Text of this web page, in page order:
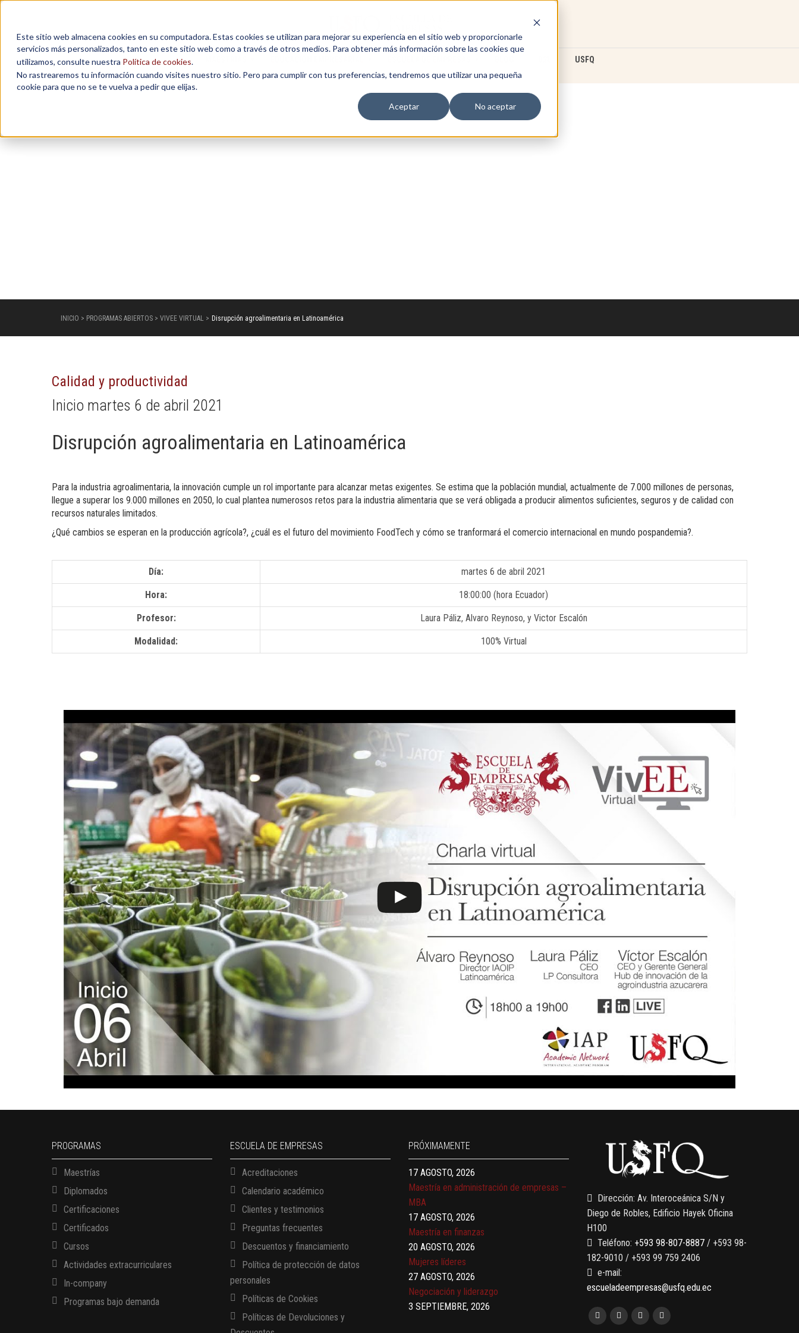
Este sitio web almacena cookies en su computadora. Estas cookies se utilizan para mejorar su experiencia en el sitio web y proporcionarle
servicios más personalizados, tanto en este sitio web como a través de otros medios. Para obtener más información sobre las cookies que
utilizamos, consulte nuestra Política de cookies.
No rastrearemos tu información cuando visites nuestro sitio. Pero para cumplir con tus preferencias, tendremos que utilizar una pequeña
cookie para que no se te vuelva a pedir que elijas.
Aceptar
No aceptar
USFQ
INICIO > PROGRAMAS ABIERTOS > VIVEE VIRTUAL > Disrupción agroalimentaria en Latinoamérica
Calidad y productividad
Inicio martes 6 de abril 2021
Disrupción agroalimentaria en Latinoamérica
Para la industria agroalimentaria, la innovación cumple un rol importante para alcanzar metas exigentes. Se estima que la población mundial, actualmente de 7.000 millones de personas,
llegue a superar los 9.000 millones en 2050, lo cual plantea numerosos retos para la industria alimentaria que se verá obligada a producir alimentos suficientes, seguros y de calidad con
recursos naturales limitados.
¿Qué cambios se esperan en la producción agrícola?, ¿cuál es el futuro del movimiento FoodTech y cómo se tranformará el comercio internacional en mundo pospandemia?.
Día: martes 6 de abril 2021
Hora: 18:00:00 (hora Ecuador)
Profesor: Laura Páliz, Alvaro Reynoso, y Victor Escalón
Modalidad: 100% Virtual
PROGRAMAS
Maestrías
Diplomados
Certificaciones
Certificados
Cursos
Actividades extracurriculares
In-company
Programas bajo demanda
ESCUELA DE EMPRESAS
Acreditaciones
Calendario académico
Clientes y testimonios
Preguntas frecuentes
Descuentos y financiamiento
Política de protección de datos
personales
Políticas de Cookies
Políticas de Devoluciones y
PRÓXIMAMENTE
13 AGOSTO, 2026
17 AGOSTO, 2026
Maestría en administración de empresas –
MBA
17 AGOSTO, 2026
Maestría en finanzas
20 AGOSTO, 2026
Mujeres líderes
27 AGOSTO, 2026
Negociación y liderazgo
3 SEPTIEMBRE, 2026
Comunicación con IA
Dirección: Av. Interoceánica S/N y
Diego de Robles, Edificio Hayek Oficina
H100
Teléfono: +593 98-807-8887 / +593 98-
182-9010 / +593 99 759 2406
e-mail:
escueladeempresas@usfq.edu.ec